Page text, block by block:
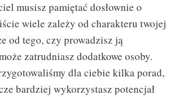
musisz pamiętać dosłownie o
wiele zależy od charakteru twojej
od tego, czy prowadzisz ją
zatrudniasz dodatkowe osoby.
dla ciebie kilka porad,
bardziej wykorzystasz potencjał